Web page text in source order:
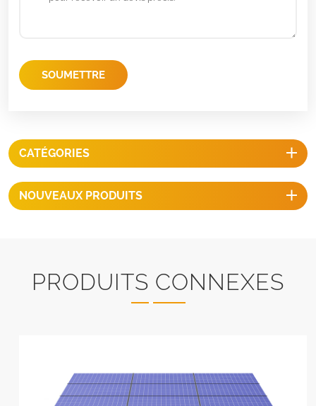
SOUMETTRE
CATÉGORIES
NOUVEAUX PRODUITS
PRODUITS CONNEXES